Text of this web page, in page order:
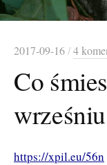
2017-09-16/4
Co
https://xpil.eu/56n